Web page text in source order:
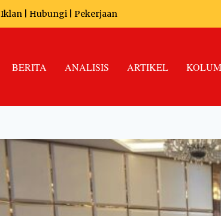
Iklan Hubungi Pekerjaan
BERITA ANALISIS ARTIKEL